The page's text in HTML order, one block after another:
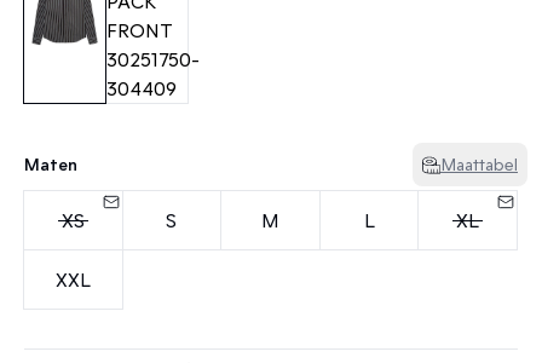
Maten Maattabel
XS S M L XL
XXL